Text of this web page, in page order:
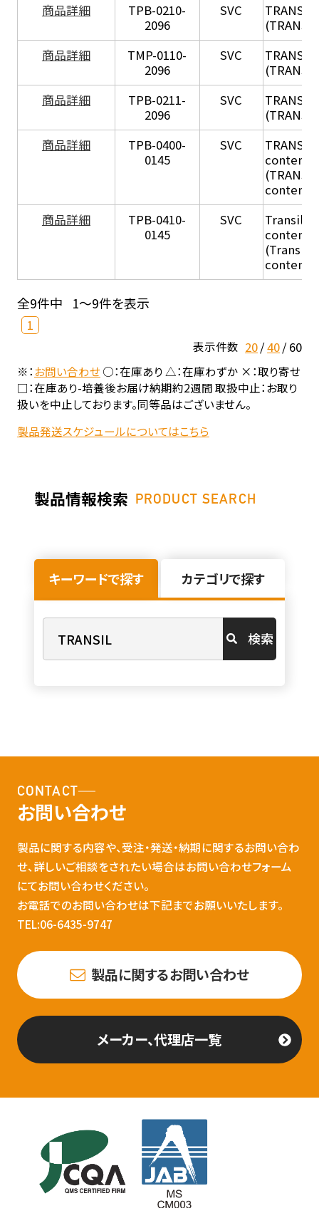
商品詳細
TPB-0210-
2096
SVC TRANSIL
商品詳細
TMP-0110-
2096
SVC TRANSIL
商品詳細
TPB-0211-
2096
SVC TRANSIL
商品詳細
TPB-0400-
0145
SVC
content
content
商品詳細
TPB-0410-
0145
SVC
Transil
content
(Transil
content
全9件中 1～9件を表示
1
表示件数 20 40 60
※：お問い合わせ○：在庫あり △：在庫わずか ×：取り寄せ
□：在庫あり-培養後お届け納期約2週間 取扱中止：お取り
扱いを中止しております。同等品はございません。
製品発送スケジュールについてはこちら
製品情報検索 PRODUCT SEARCH
キーワードで探す カテゴリで探す
検索
CONTACT
お問い合わせ
製品に関する内容や、受注・発送・納期に関するお問い合わ
せ、詳しいご相談をされたい場合はお問い合わせフォーム
にてお問い合わせください。
お電話でのお問い合わせは下記までお願いいたします。
TEL:06-6435-9747
製品に関するお問い合わせ
メーカー、代理店一覧